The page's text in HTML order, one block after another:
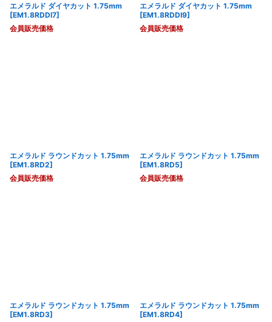
エメラルド ダイヤカット 1.75mm
[EM1.8RDDI7]
会員販売価格
エメラルド ダイヤカット 1.75mm
[EM1.8RDDI9]
会員販売価格
エメラルド ラウンドカット 1.75mm
[EM1.8RD2]
会員販売価格
エメラルド ラウンドカット 1.75mm
[EM1.8RD5]
会員販売価格
エメラルド ラウンドカット 1.75mm
[EM1.8RD3]
エメラルド ラウンドカット 1.75mm
[EM1.8RD4]